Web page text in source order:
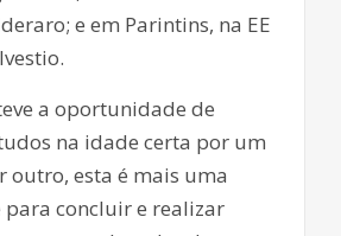
e em Parintins, na EE
a oportunidade de
na idade certa por um
outro, esta é mais uma
concluir e realizar